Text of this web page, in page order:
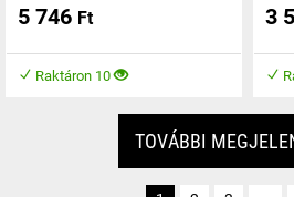
5 746 Ft
Raktáron 10
3
TOVÁBBI